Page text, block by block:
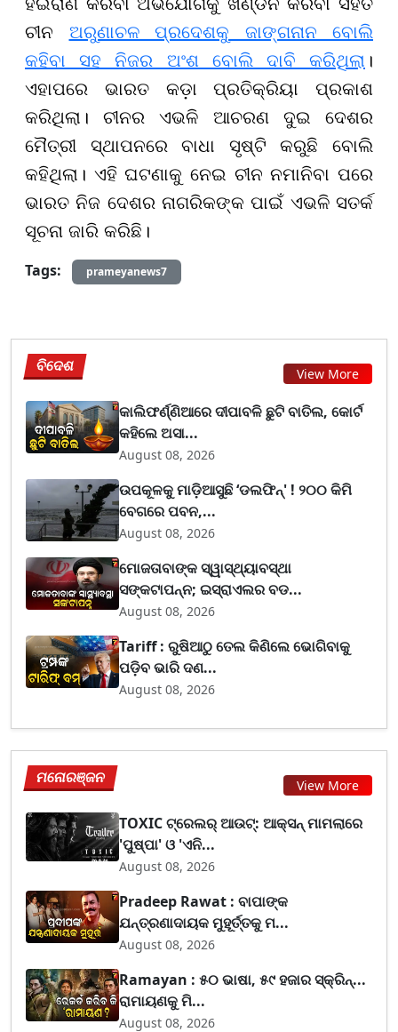
ଚୀନ ଅରୁଣାଚଳ ପ୍ରଦେଶକୁ ଜାଙ୍ଗନାନ ବୋଲି
କହିବା ସହ ନିଜର ଅଂଶ ବୋଲି ଦାବି କରିଥିଲା ।
ଏହାପରେ ଭାରତ କଡ଼ା ପ୍ରତିକ୍ରିୟା ପ୍ରକାଶ
କରିଥିଲା। ଚୀନର ଏଭଳି ଆଚରଣ ଦୁଇ ଦେଶର
ମୈତ୍ରୀ ସ୍ଥାପନରେ ବାଧା ସୃଷ୍ଟି କରୁଛି ବୋଲି
କହିଥିଲା। ଏହି ଘଟଣାକୁ ନେଇ ଚୀନ ନମାନିବା ପରେ
ଭାରତ ନିଜ ଦେଶର ନାଗରିକଙ୍କ ପାଇଁ ଏଭଳି ସତର୍କ
ସୂଚନା ଜାରି କରିଛି।
Tags:
prameyanews7
ବିଦେଶ View More
କାଲିଫର୍ଣ୍ଣିଆରେ ଦୀପାବଳି ଛୁଟି ବାତିଲ, କୋର୍ଟ
କହିଲେ ଅସା...
August 08, 2026
ଉପକୂଳକୁ ମାଡ଼ିଆସୁଛି ‘ଡଲଫିନ୍' ! ୨୦୦ କିମି
ବେଗରେ ପବନ,...
August 08, 2026
ମୋଜତାବାଙ୍କ ସ୍ୱାସ୍ଥ୍ୟାବସ୍ଥା
ସଙ୍କଟାପନ୍ନ; ଇସ୍ରାଏଲର ବଡ...
August 08, 2026
Tariff : ରୁଷିଆଠୁ ତେଲ କିଣିଲେ ଭୋଗିବାକୁ
ପଡ଼ିବ ଭାରି ଦଣ...
August 08, 2026
ମନୋରଞ୍ଜନ View More
TOXIC ଟ୍ରେଲର୍ ଆଉଟ୍: ଆକ୍ସନ୍ ମାମଲାରେ
'ପୁଷ୍ପା' ଓ 'ଏନି...
August 08, 2026
Pradeep Rawat : ବାପାଙ୍କ
ଯନ୍ତ୍ରଣାଦାୟକ ମୁହୂର୍ତ୍ତକୁ ମ...
August 08, 2026
Ramayan : ୫୦ ଭାଷା, ୫୯ ହଜାର ସ୍କ୍ରିନ୍...
ରାମାୟଣକୁ ମି...
August 08, 2026